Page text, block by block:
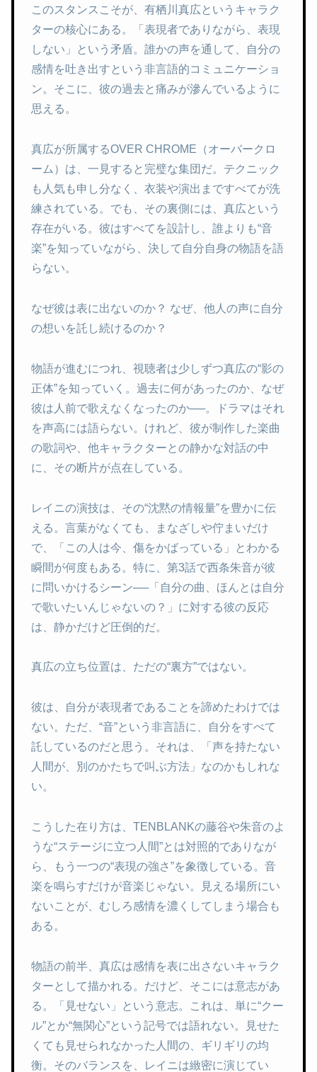
このスタンスこそが、有栖川真広というキャラク
ターの核心にある。「表現者でありながら、表現
しない」という矛盾。誰かの声を通して、自分の
感情を吐き出すという非言語的コミュニケーショ
ン。そこに、彼の過去と痛みが滲んでいるように
思える。
真広が所属するOVER CHROME（オーバークロ
ーム）は、一見すると完璧な集団だ。テクニック
も人気も申し分なく、衣装や演出まですべてが洗
練されている。でも、その裏側には、真広という
存在がいる。彼はすべてを設計し、誰よりも“音
楽”を知っていながら、決して自分自身の物語を語
らない。
なぜ彼は表に出ないのか？ なぜ、他人の声に自分
の想いを託し続けるのか？
物語が進むにつれ、視聴者は少しずつ真広の“影の
正体”を知っていく。過去に何があったのか、なぜ
彼は人前で歌えなくなったのか──。ドラマはそれ
を声高には語らない。けれど、彼が制作した楽曲
の歌詞や、他キャラクターとの静かな対話の中
に、その断片が点在している。
レイニの演技は、その“沈黙の情報量”を豊かに伝
える。言葉がなくても、まなざしや佇まいだけ
で、「この人は今、傷をかばっている」とわかる
瞬間が何度もある。特に、第3話で西条朱音が彼
に問いかけるシーン──「自分の曲、ほんとは自分
で歌いたいんじゃないの？」に対する彼の反応
は、静かだけど圧倒的だ。
真広の立ち位置は、ただの“裏方”ではない。
彼は、自分が表現者であることを諦めたわけでは
ない。ただ、“音”という非言語に、自分をすべて
託しているのだと思う。それは、「声を持たない
人間が、別のかたちで叫ぶ方法」なのかもしれな
い。
こうした在り方は、TENBLANKの藤谷や朱音のよ
うな“ステージに立つ人間”とは対照的でありなが
ら、もう一つの“表現の強さ”を象徴している。音
楽を鳴らすだけが音楽じゃない。見える場所にい
ないことが、むしろ感情を濃くしてしまう場合も
ある。
物語の前半、真広は感情を表に出さないキャラク
ターとして描かれる。だけど、そこには意志があ
る。「見せない」という意志。これは、単に“クー
ル”とか“無関心”という記号では語れない。見せた
くても見せられなかった人間の、ギリギリの均
衡。そのバランスを、レイニは緻密に演じてい